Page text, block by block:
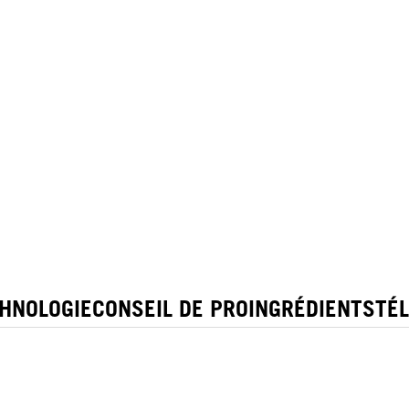
CONSEIL DE PROINGRÉDIENTS